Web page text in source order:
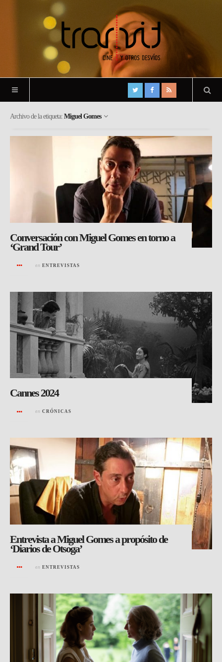
Archivo de la etiqueta: Miguel Gomes
Conversación con Miguel Gomes en torno a
‘Grand Tour’
en ENTREVISTAS
Cannes 2024
en CRÓNICAS
Entrevista a Miguel Gomes a propósito de
‘Diarios de Otsoga’
en ENTREVISTAS